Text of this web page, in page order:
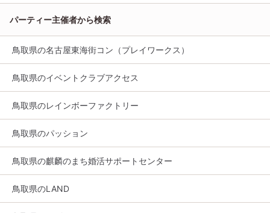
パーティー主催者から検索
鳥取県の名古屋東海街コン（プレイワークス）
鳥取県のイベントクラブアクセス
鳥取県のレインボーファクトリー
鳥取県のパッション
鳥取県の麒麟のまち婚活サポートセンター
鳥取県のLAND